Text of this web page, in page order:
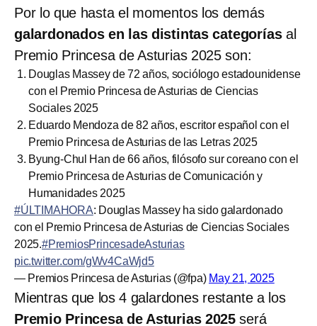
Por lo que hasta el momentos los demás
galardonados en las distintas categorías al
Premio Princesa de Asturias 2025 son:
Douglas Massey de 72 años, sociólogo estadounidense
con el Premio Princesa de Asturias de Ciencias
Sociales 2025
Eduardo Mendoza de 82 años, escritor español con el
Premio Princesa de Asturias de las Letras 2025
Byung-Chul Han de 66 años, filósofo sur coreano con el
Premio Princesa de Asturias de Comunicación y
Humanidades 2025
#ÚLTIMAHORA: Douglas Massey ha sido galardonado
con el Premio Princesa de Asturias de Ciencias Sociales
2025.#PremiosPrincesadeAsturias
pic.twitter.com/gWv4CaWjd5
— Premios Princesa de Asturias (@fpa) May 21, 2025
Mientras que los 4 galardones restante a los
Premio Princesa de Asturias 2025 será